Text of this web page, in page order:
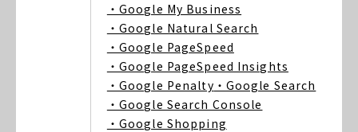
・Google My Business
・Google Natural Search
・Google PageSpeed
・Google PageSpeed Insights
・Google Penalty ・Google Search
・Google Search Console
・Google Shopping